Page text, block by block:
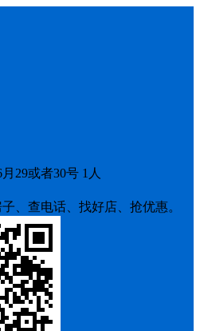
29或者30号 1人
、查电话、找好店、抢优惠。